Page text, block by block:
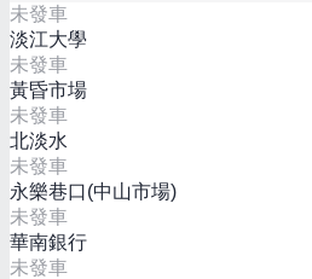
未發車
淡江大學
未發車
黃昏市場
未發車
北淡水
未發車
永樂巷口(中山市場)
未發車
華南銀行
未發車